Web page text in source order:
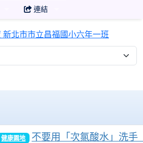
連結
健康園地
不要用「次氯酸水」洗手